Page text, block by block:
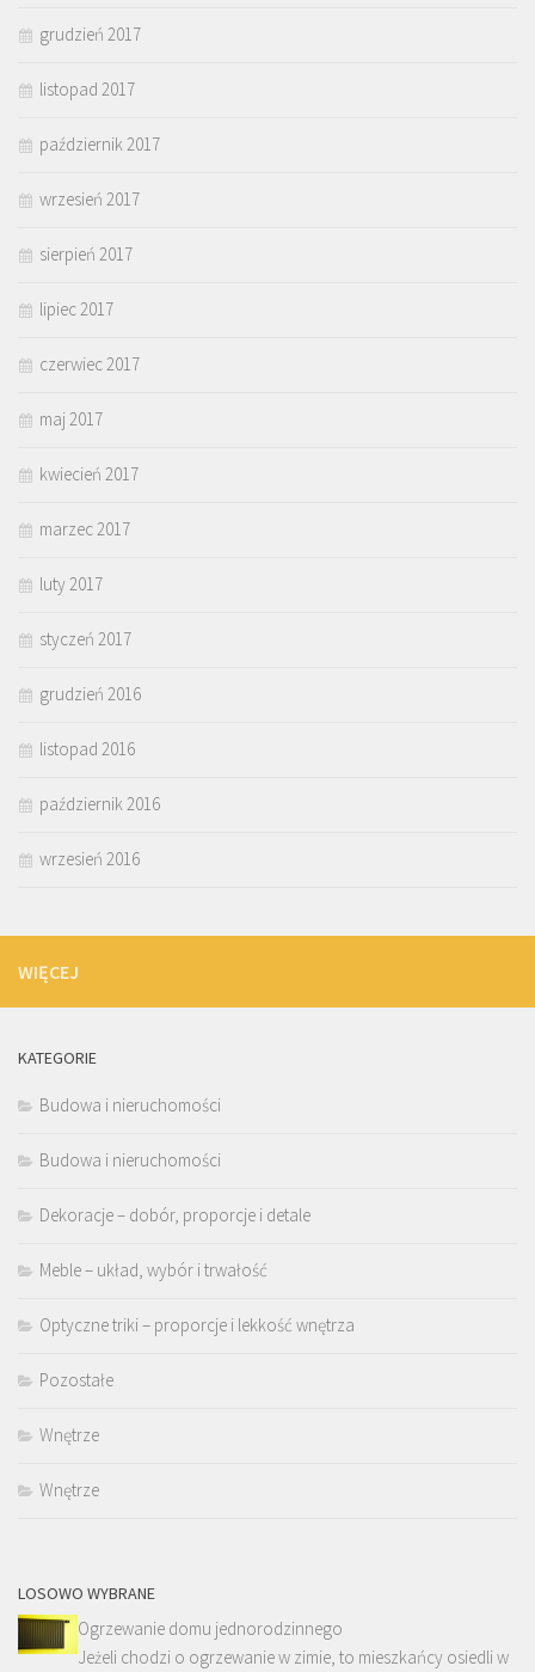
grudzień 2017
listopad 2017
październik 2017
wrzesień 2017
sierpień 2017
lipiec 2017
czerwiec 2017
maj 2017
kwiecień 2017
marzec 2017
luty 2017
styczeń 2017
grudzień 2016
listopad 2016
październik 2016
wrzesień 2016
WIĘCEJ
KATEGORIE
Budowa i nieruchomości
Budowa i nieruchomości
Dekoracje – dobór, proporcje i detale
Meble – układ, wybór i trwałość
Optyczne triki – proporcje i lekkość wnętrza
Pozostałe
Wnętrze
Wnętrze
LOSOWO WYBRANE
Ogrzewanie domu jednorodzinnego
Jeżeli chodzi o ogrzewanie w zimie, to mieszkańcy osiedli w